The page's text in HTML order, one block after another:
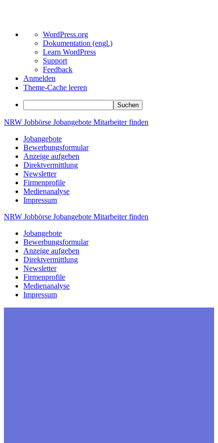
Über
WordPress
WordPress.org
Dokumentation (engl.)
Learn WordPress
Support
Feedback
Anmelden
Theme-Cache leeren
Suchen
Zum
springen
NRW Jobbörse Jobangebote Mitarbeiterfinden
Jobangebote
Bewerbungsformular
Anzeige aufgeben
Direktvermittlung
Newsletter
Firmenprofile
Medienanalyse
Impressum
NRW Jobbörse Jobangebote Mitarbeiterfinden
Jobangebote
Bewerbungsformular
Anzeige aufgeben
Direktvermittlung
Newsletter
Firmenprofile
Medienanalyse
Impressum